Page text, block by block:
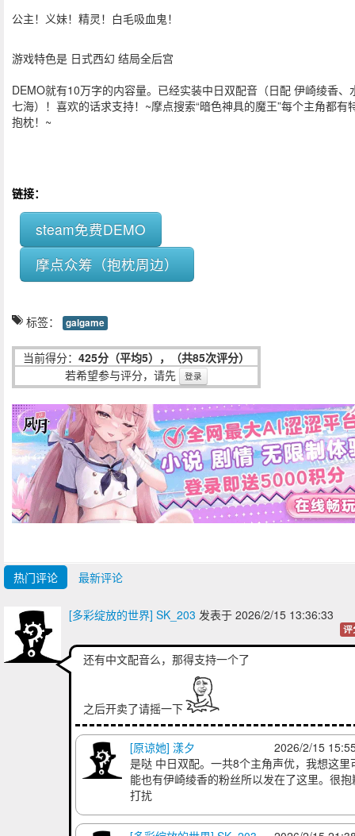
公主！义妹！精灵！白毛吸血鬼！
游戏特色是 日式西幻 结局全后宫
DEMO就有10万字的内容量。已经实装中日双配音（日配 伊崎绫香、
七海）！喜欢的话求支持！~摩点搜索“暗色神具的魔王”每个主角都有
抱枕！~
链接：
steam免费DEMO
摩点众筹（抱枕周边）
标签： galgame
当前得分： 425分（平均5），（共85次评分）
若希望参与评分，请先
登录
热门评论 最新评论
[多彩绽放的世界] SK_203 发表于 2026/2/15 13:36:33
评
还有中文配音么，那得支持一个了
之后开卖了请摇一下
2026/2/15
[原谅她] 漾夕
是哒 中日双配。一共8个主角声优，我想这里
能也有伊崎绫香的粉丝所以发在了这里。很抱
打扰